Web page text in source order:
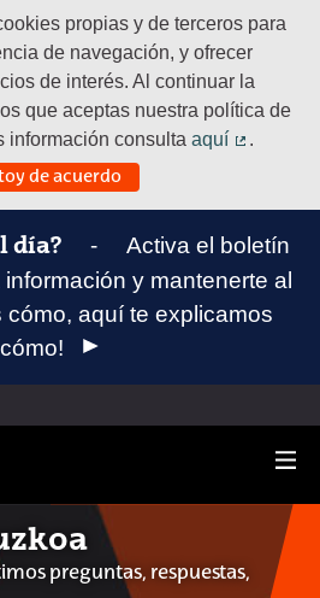
propias y de terceros para
de navegación, y ofrecer
de interés. Al continuar la
que aceptas nuestra política de
información consultaaquí
.
de acuerdo
día? -
Activa el boletín
y mantenerte al
cómo, aquí te explicamos
cómo!
preguntas, respuestas,